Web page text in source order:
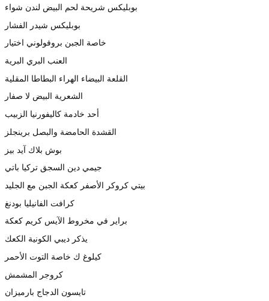
بوبليكس شريحة لحم البيض لندن شواء
بوبليكس شيدر الفشار
خاصة الجبن بروفولوني اختيار
العنب البري البرية
القلعة البيضاء الهراء البطاطا المقلية
الشعرية البيض لا صفار
أحد خادمة كاليفورنيا الزبيب
القشدة الحامضة والبصل برينجلز
بوش بلاك آيد بيز
جيمي دين السجق تركيا باتي
بيتي كروكر الأصفر كعكة الجبن مع الجليد
كرافت الفانيليا بودنغ
براير في مخروط الآيس كريم كعكة
يذكر ديبي الكونية الكعك
كيلوغ ك خاصة التوت الأحمر
كروجر المشمش
تايسون الدجاج بارميزان